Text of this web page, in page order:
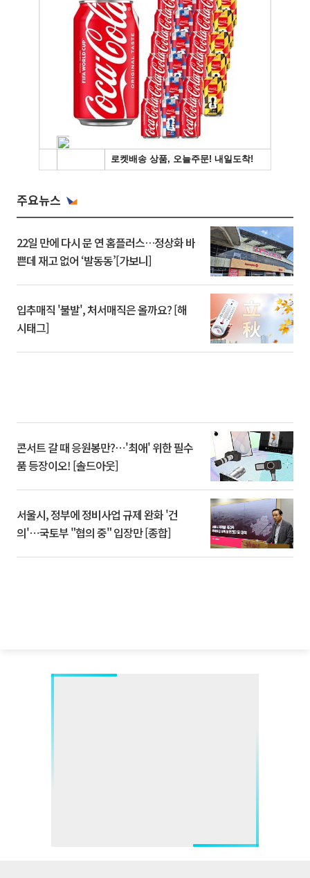
주요뉴스
22일 만에 다시 문 연 홈플러스…정상화 바
쁜데 재고 없어 ‘발동동’[가보니]
입추매직 '불발', 처서매직은 올까요? [해
시태그]
콘서트 갈 때 응원봉만?⋯'최애' 위한 필수
품 등장이오! [솔드아웃]
서울시, 정부에 정비사업 규제 완화 '건
의'⋯국토부 "협의 중" 입장만 [종합]